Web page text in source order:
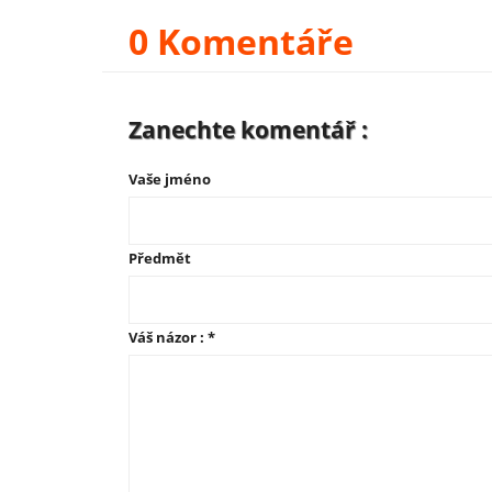
0 Komentáře
Zanechte komentář :
Vaše jméno
Předmět
Váš názor : *